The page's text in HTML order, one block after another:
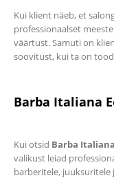
Kui klient näeb, et
professionaalset
väärtust. Samuti on
soovitust, kui ta on
Barba Italiana
Kui otsid Barba
valikust leiad
barberitele, juuksuritele